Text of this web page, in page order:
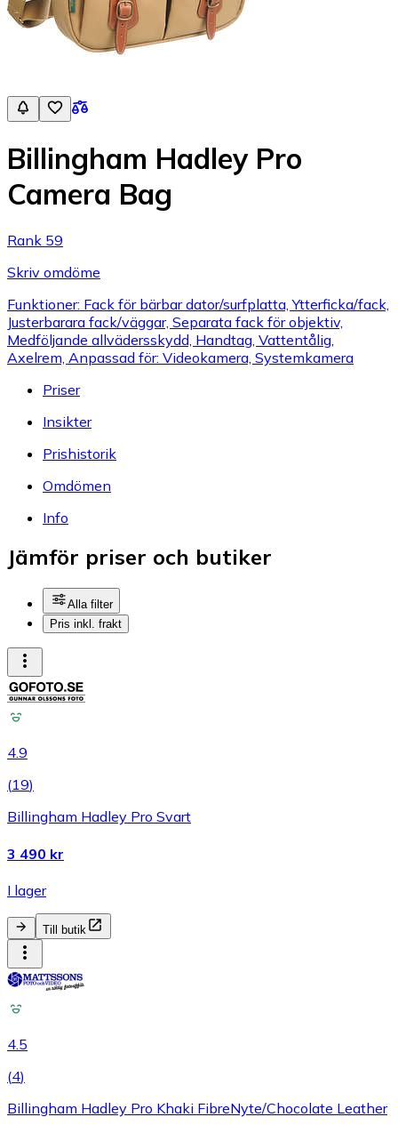
Billingham Hadley Pro
Camera Bag
Rank 59
Skriv omdöme
Funktioner: Fack för bärbar dator/surfplatta, Ytterficka/fack,
Justerbarara fack/väggar, Separata fack för objektiv,
Medföljande allvädersskydd, Handtag, Vattentålig,
Axelrem, Anpassad för: Videokamera, Systemkamera
Priser
Insikter
Prishistorik
Omdömen
Info
Jämför priser och butiker
Alla filter
Pris inkl. frakt
4.9
(19)
Billingham Hadley Pro Svart
3 490 kr
I lager
Till butik
4.5
(4)
Billingham Hadley Pro Khaki FibreNyte/Chocolate Leather